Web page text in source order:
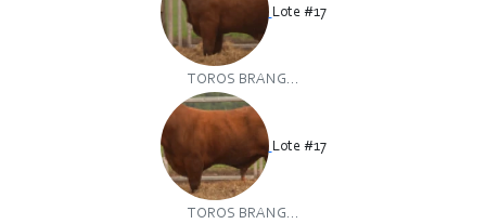
Lote #17
TOROS BRANG...
Lote #17
TOROS BRANG...